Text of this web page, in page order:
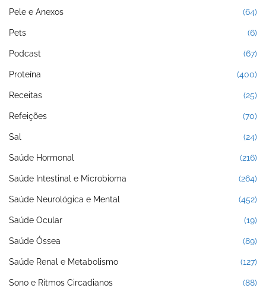
Pele e Anexos (64)
Pets (6)
Podcast (67)
Proteína (400)
Receitas (25)
Refeições (70)
Sal (24)
Saúde Hormonal (216)
Saúde Intestinal e Microbioma (264)
Saúde Neurológica e Mental (452)
Saúde Ocular (19)
Saúde Óssea (89)
Saúde Renal e Metabolismo (127)
Sono e Ritmos Circadianos (88)